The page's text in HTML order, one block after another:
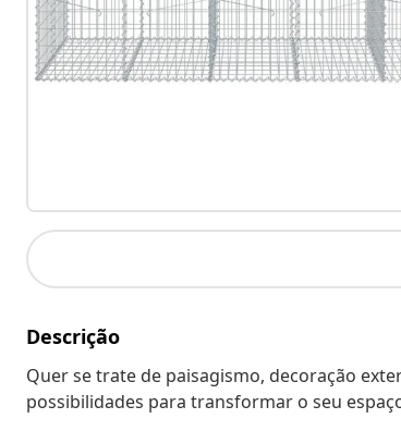
Descrição
Quer se trate de paisagismo, decoração
possibilidades para transformar o seu